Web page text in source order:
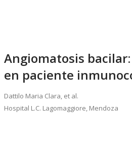
Angiomatosis
en paciente
Dattilo Maria Clara, et al.
Hospital L.C. Lagomaggiore, Mendoza